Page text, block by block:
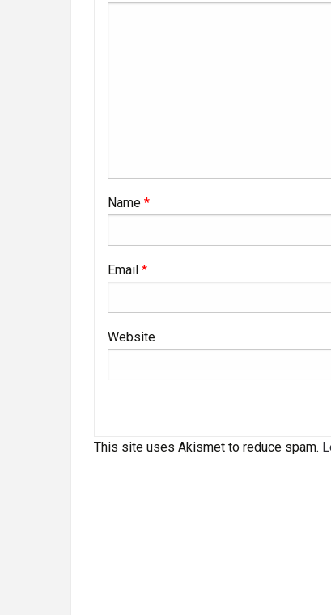
Name *
Email *
Website
This site uses Akismet to reduce spam.